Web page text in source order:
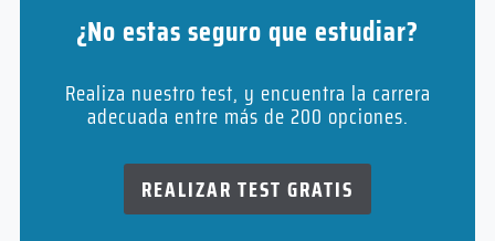
Diseño Gráfico
Duración
¿No estas seguro que estudiar?
Realiza nuestro test, y encuentra la carrera
adecuada entre más de 200 opciones.
REALIZAR TEST GRATIS